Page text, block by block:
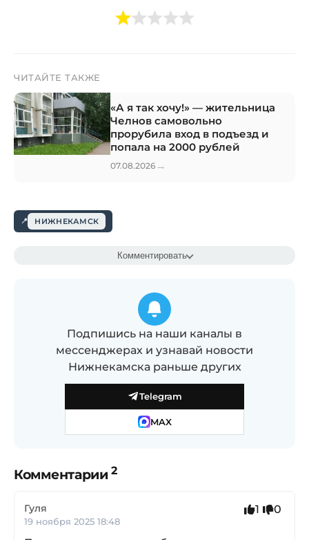
ЧИТАЙТЕ ТАКЖЕ
«А я так хочу!» — жительница
Челнов самовольно
прорубила вход в подъезд и
попала на 2000 рублей
07.08.2026 →
НИЖНЕКАМСК
Комментировать
Подпишись на наши каналы в
мессенджерах и узнавай новости
Нижнекамска раньше других
Telegram
MAX
Комментарии2
1 0
Гуля
19 ноября 2025 18:48